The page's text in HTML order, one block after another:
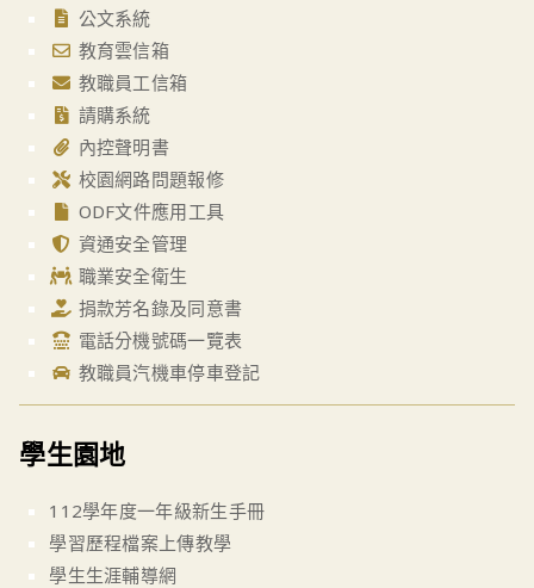
公文系統
教育雲信箱
教職員工信箱
請購系統
內控聲明書
校園網路問題報修
ODF文件應用工具
資通安全管理
職業安全衛生
捐款芳名錄及同意書
電話分機號碼一覽表
教職員汽機車停車登記
學生園地
112學年度一年級新生手冊
學習歷程檔案上傳教學
學生生涯輔導網